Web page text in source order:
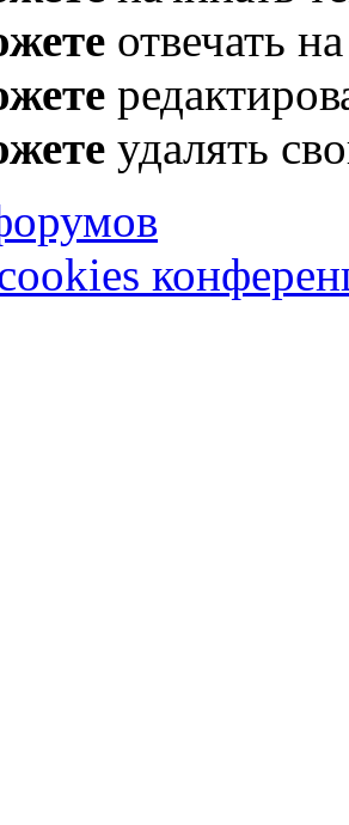
отвечать
удалять